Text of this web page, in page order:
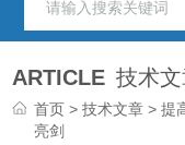
ARTICLE 技术
首页 >技术文章 > 提
亮剑